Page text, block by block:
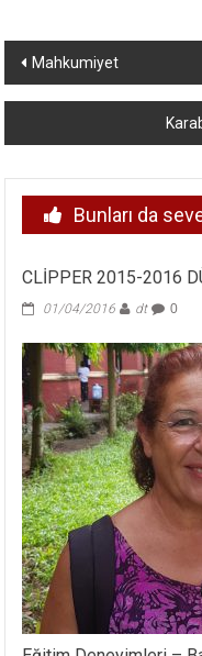
Yazı
dolaşımı
Mahkumiyet
Bunları da
CLİPPER 2015-2016
01/04/2016 dt 0